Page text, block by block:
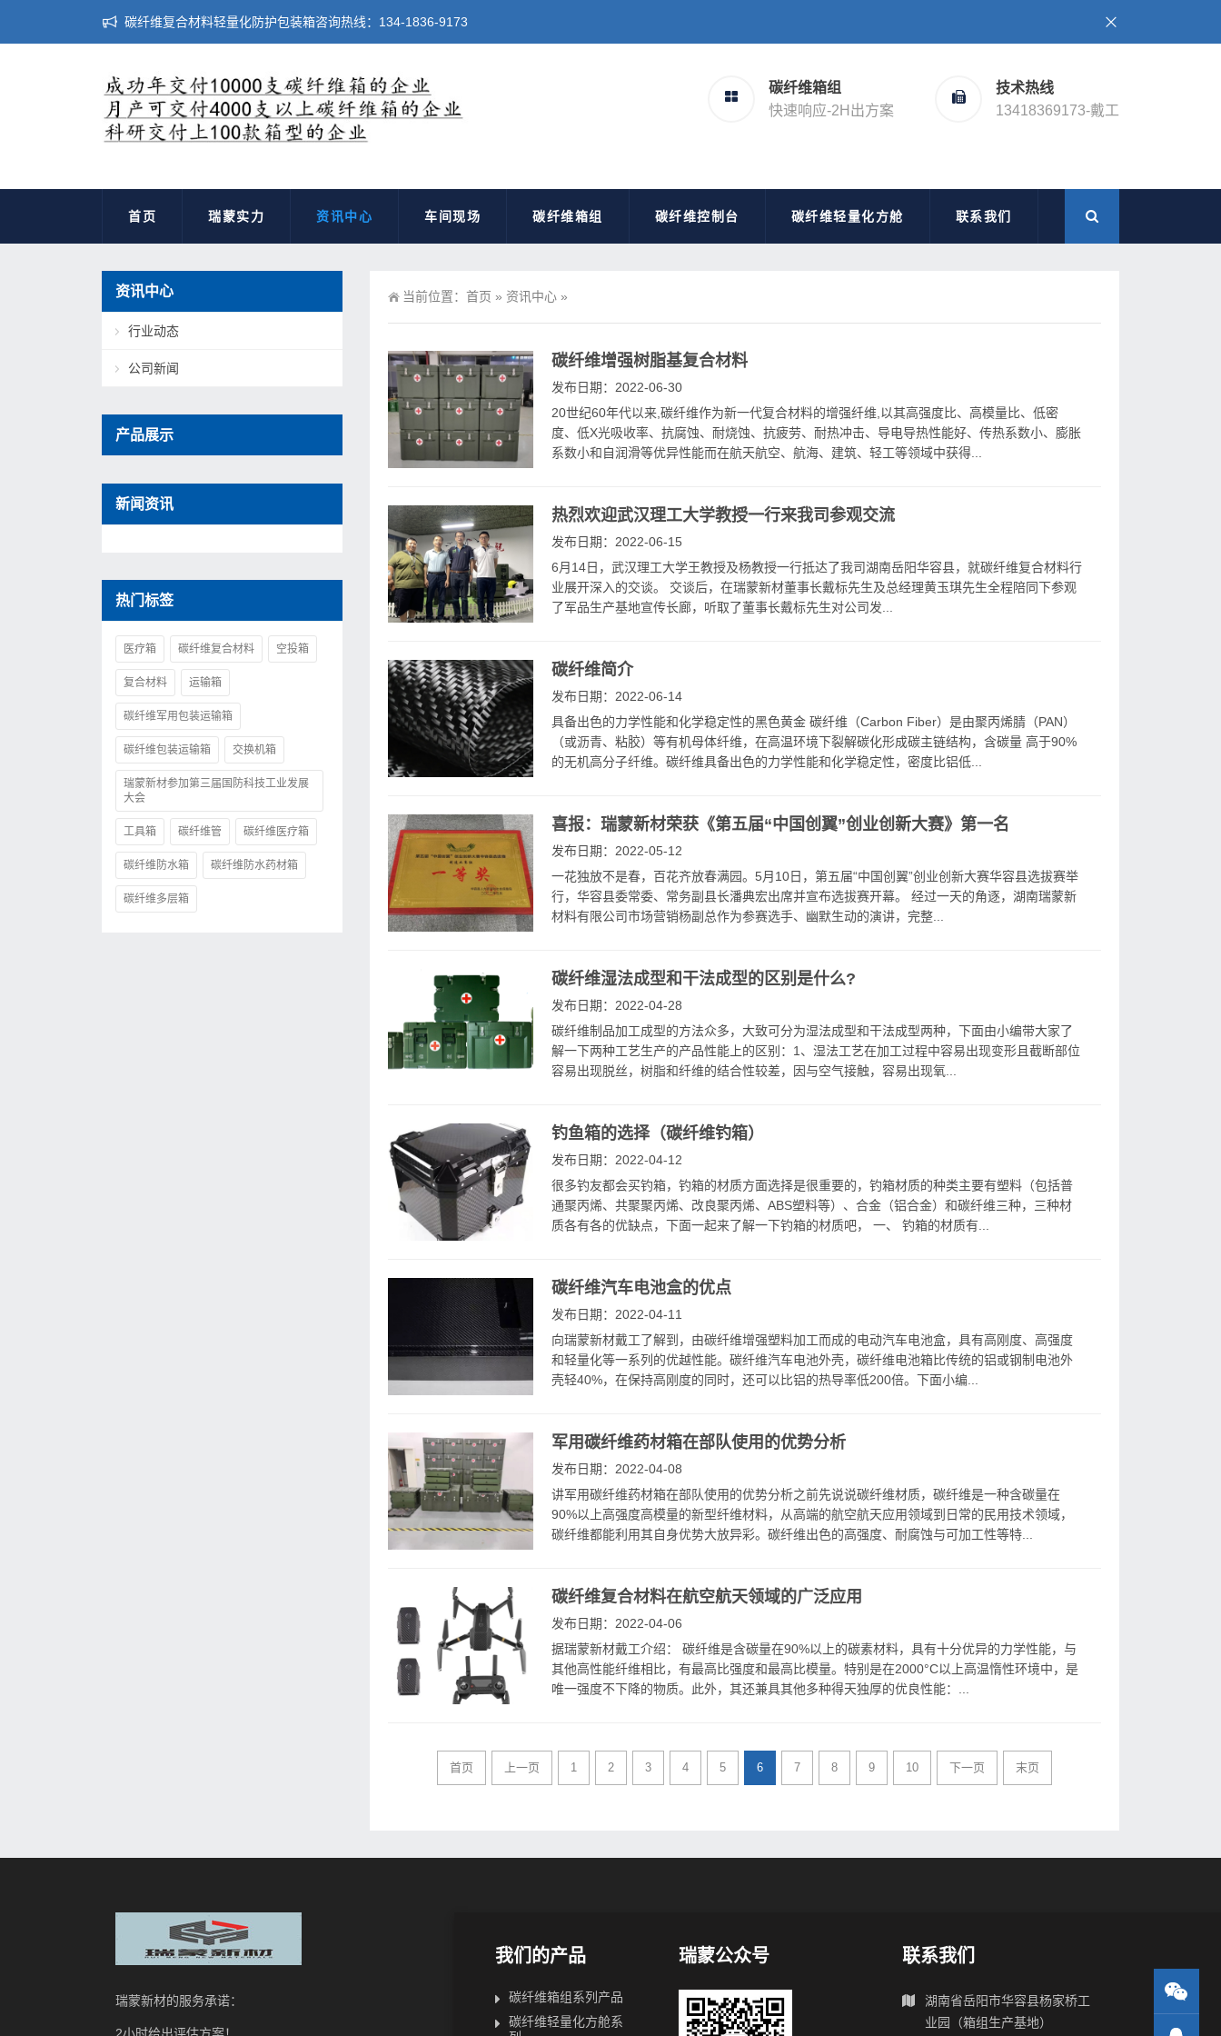
碳纤维复合材料轻量化防护包装箱咨询热线：134-1836-9173
碳纤维箱组
快速响应-2H出方案
技术热线
13418369173-戴工
首页 瑞蒙实力 资讯中心 车间现场 碳纤维箱组 碳纤维控制台 碳纤维轻量化方舱 联系我们
当前位置： 首页 » 资讯中心 »
碳纤维增强树脂基复合材料
发布日期：2022-06-30
20世纪60年代以来,碳纤维作为新一代复合材料的增强纤维,以其高强度比、高模量比、低密
度、低X光吸收率、抗腐蚀、耐烧蚀、抗疲劳、耐热冲击、导电导热性能好、传热系数小、膨胀
系数小和自润滑等优异性能而在航天航空、航海、建筑、轻工等领域中获得...
热烈欢迎武汉理工大学教授一行来我司参观交流
发布日期：2022-06-15
6月14日，武汉理工大学王教授及杨教授一行抵达了我司湖南岳阳华容县，就碳纤维复合材料行
业展开深入的交谈。 交谈后，在瑞蒙新材董事长戴标先生及总经理黄玉琪先生全程陪同下参观
了军品生产基地宣传长廊，听取了董事长戴标先生对公司发...
碳纤维简介
发布日期：2022-06-14
具备出色的力学性能和化学稳定性的黑色黄金 碳纤维（Carbon Fiber）是由聚丙烯腈（PAN）
（或沥青、粘胶）等有机母体纤维，在高温环境下裂解碳化形成碳主链结构，含碳量 高于90%
的无机高分子纤维。碳纤维具备出色的力学性能和化学稳定性，密度比铝低...
喜报：瑞蒙新材荣获《第五届“中国创翼”创业创新大赛》第一名
发布日期：2022-05-12
一花独放不是春，百花齐放春满园。5月10日，第五届“中国创翼”创业创新大赛华容县选拔赛举
行，华容县委常委、常务副县长潘典宏出席并宣布选拔赛开幕。 经过一天的角逐，湖南瑞蒙新
材料有限公司市场营销杨副总作为参赛选手、幽默生动的演讲，完整...
碳纤维湿法成型和干法成型的区别是什么?
发布日期：2022-04-28
碳纤维制品加工成型的方法众多，大致可分为湿法成型和干法成型两种，下面由小编带大家了
解一下两种工艺生产的产品性能上的区别：1、湿法工艺在加工过程中容易出现变形且截断部位
容易出现脱丝，树脂和纤维的结合性较差，因与空气接触，容易出现氧...
钓鱼箱的选择（碳纤维钓箱）
发布日期：2022-04-12
很多钓友都会买钓箱，钓箱的材质方面选择是很重要的，钓箱材质的种类主要有塑料（包括普
通聚丙烯、共聚聚丙烯、改良聚丙烯、ABS塑料等）、合金（铝合金）和碳纤维三种，三种材
质各有各的优缺点，下面一起来了解一下钓箱的材质吧， 一、 钓箱的材质有...
碳纤维汽车电池盒的优点
发布日期：2022-04-11
向瑞蒙新材戴工了解到，由碳纤维增强塑料加工而成的电动汽车电池盒，具有高刚度、高强度
和轻量化等一系列的优越性能。碳纤维汽车电池外壳，碳纤维电池箱比传统的铝或钢制电池外
壳轻40%，在保持高刚度的同时，还可以比铝的热导率低200倍。下面小编...
军用碳纤维药材箱在部队使用的优势分析
发布日期：2022-04-08
讲军用碳纤维药材箱在部队使用的优势分析之前先说说碳纤维材质，碳纤维是一种含碳量在
90%以上高强度高模量的新型纤维材料，从高端的航空航天应用领域到日常的民用技术领域，
碳纤维都能利用其自身优势大放异彩。碳纤维出色的高强度、耐腐蚀与可加工性等特...
碳纤维复合材料在航空航天领域的广泛应用
发布日期：2022-04-06
据瑞蒙新材戴工介绍： 碳纤维是含碳量在90%以上的碳素材料，具有十分优异的力学性能，与
其他高性能纤维相比，有最高比强度和最高比模量。特别是在2000°C以上高温惰性环境中，是
唯一强度不下降的物质。此外，其还兼具其他多种得天独厚的优良性能：...
首页 上一页 1 2 3 4 5 6 7 8 9 10 下一页 末页
资讯中心
行业动态
公司新闻
产品展示
新闻资讯
热门标签
医疗箱 碳纤维复合材料 空投箱
复合材料 运输箱
碳纤维军用包装运输箱
碳纤维包装运输箱 交换机箱
瑞蒙新材参加第三届国防科技工业发展
大会
工具箱 碳纤维管 碳纤维医疗箱
碳纤维防水箱 碳纤维防水药材箱
碳纤维多层箱
瑞蒙新材的服务承诺：
我们的产品
碳纤维箱组系列产品
碳纤维轻量化方舱系
瑞蒙公众号 联系我们
湖南省岳阳市华容县杨家桥工
业园（箱组生产基地）